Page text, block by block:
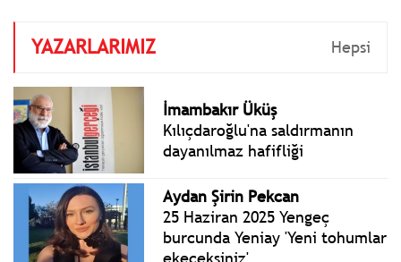
YAZARLARIMIZ Hepsi
İmambakır Üküş
Kılıçdaroğlu'na saldırmanın
dayanılmaz hafifliği
Aydan Şirin Pekcan
25 Haziran 2025 Yengeç
burcunda Yeniay 'Yeni tohumlar